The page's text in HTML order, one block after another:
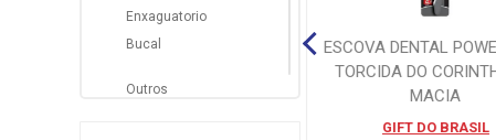
Enxaguatorio
Bucal
Outros
ZIGZAG CARVAO 4 UNIDADES
ESCOVA DENTAL
TORCIDA DO
MACIA
GIFT DO BRASIL